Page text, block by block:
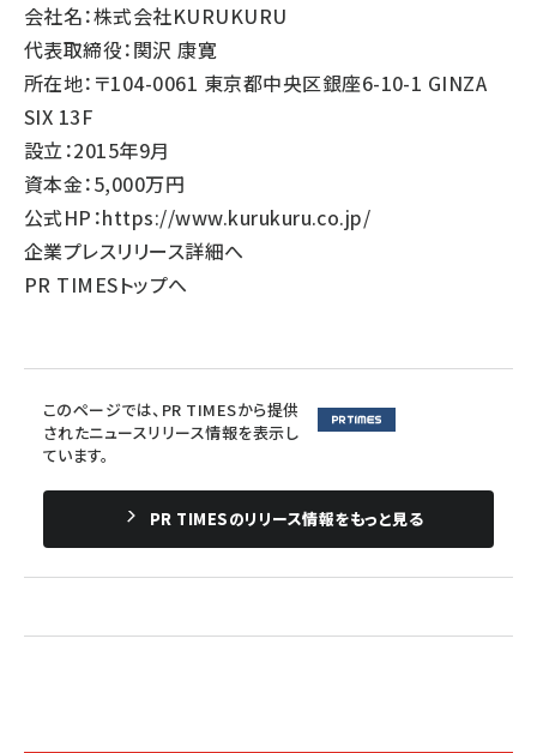
会社名：株式会社KURUKURU
代表取締役：関沢 康寛
所在地：〒104-0061 東京都中央区銀座6-10-1 GINZA
SIX 13F
設立：2015年9月
資本金：5,000万円
公式HP：https://www.kurukuru.co.jp/
企業プレスリリース詳細へ
PR TIMESトップへ
このページでは、PR TIMESから提供
されたニュースリリース情報を表示し
ています。
PR TIMESのリリース情報をもっと見る